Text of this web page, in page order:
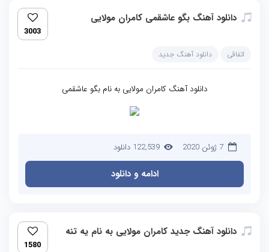
دانلود آهنگ بگو عاشقمی کامران مولایی
3003
اتفاقی دانلود آهنگ جدید
دانلود آهنگ کامران مولایی به نام بگو عاشقمی
7 ژوئن 2020 122,539 دانلود
ادامه و دانلود
دانلود آهنگ جدید کامران مولایی به نام یه تنه
1580